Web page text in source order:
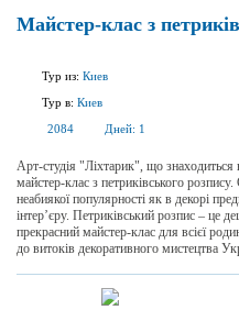
Майстер-клас з
Тур из: Киев
Тур в: Киев
2084
Дней: 1
Арт-студія "Ліхтарик", що
майстер-клас з петриківського
неабиякої популярності як в декорі
інтер’єру. Петриківський розпис – це
прекрасний майстер-клас для всієї
до витоків декоративного мистецтва